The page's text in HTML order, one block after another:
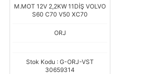
M.MOT 12V 2,2KW 11DİŞ VOLVO
S60 C70 V50 XC70
ORJ
Stok Kodu : G-ORJ-VST
30659314